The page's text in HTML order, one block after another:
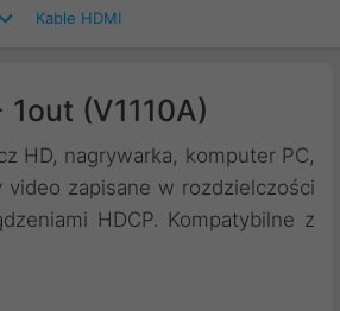
Kable HDMI
(V1110A)
HD, nagrywarka, komputer PC,
zapisane w rozdzielczości
HDCP. Kompatybilne z